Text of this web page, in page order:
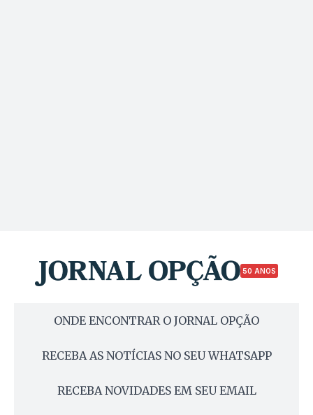
50 ANOS
ONDE ENCONTRAR O JORNAL OPÇÃO
RECEBA AS NOTÍCIAS NO SEU WHATSAPP
RECEBA NOVIDADES EM SEU EMAIL